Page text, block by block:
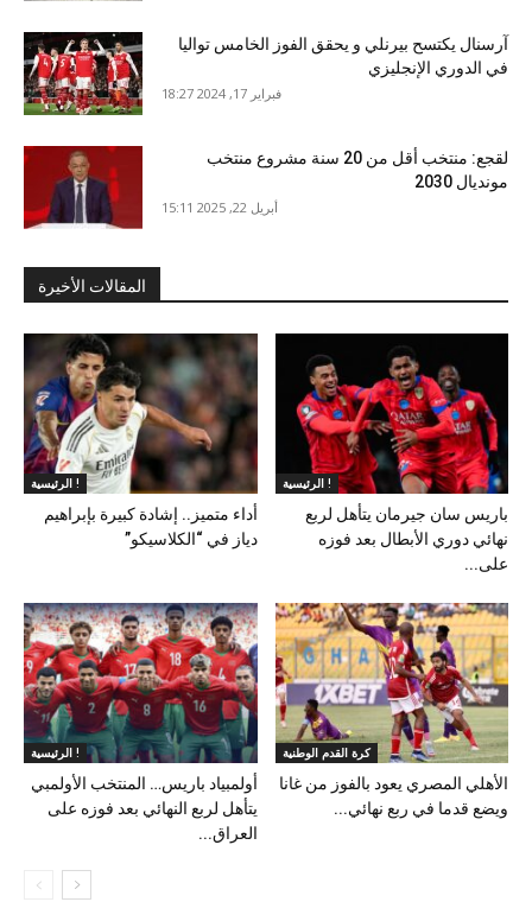
آرسنال يكتسح بيرنلي و يحقق الفوز الخامس تواليا
في الدوري الإنجليزي
فبراير 17, 2024 18:27
لقجع: منتخب أقل من 20 سنة مشروع منتخب
مونديال 2030
أبريل 22, 2025 15:11
المقالات الأخيرة
الرئيسية !
أداء متميز.. إشادة كبيرة بإبراهيم
دياز في “الكلاسيكو”
الرئيسية !
باريس سان جيرمان يتأهل لربع
نهائي دوري الأبطال بعد فوزه
على...
الرئيسية !
أولمبياد باريس… المنتخب الأولمبي
يتأهل لربع النهائي بعد فوزه على
العراق...
كرة القدم الوطنية
الأهلي المصري يعود بالفوز من غانا
ويضع قدما في ربع نهائي...